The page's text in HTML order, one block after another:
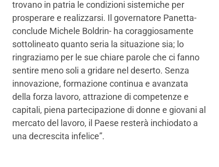
trovano in patria le condizioni sistemiche per
prosperare e realizzarsi. Il governatore Panetta-
conclude Michele Boldrin- ha coraggiosamente
sottolineato quanto seria la situazione sia; lo
ringraziamo per le sue chiare parole che ci fanno
sentire meno soli a gridare nel deserto. Senza
innovazione, formazione continua e avanzata
della forza lavoro, attrazione di competenze e
capitali, piena partecipazione di donne e giovani al
mercato del lavoro, il Paese resterà inchiodato a
una decrescita infelice”.